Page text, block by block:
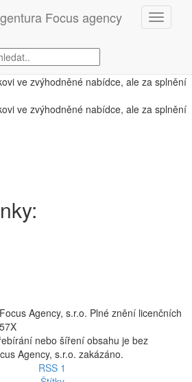
ve zvýhodněné nabídce, ale za splnění
ve zvýhodněné nabídce, ale za splnění
Agency, s.r.o. Plné znění licenčních
nebo šíření obsahu je bez
Agency, s.r.o. zakázáno.
RSS 1